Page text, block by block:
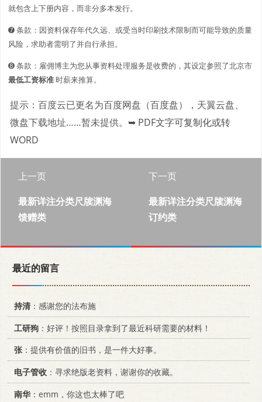
就包含上下册内容，而非分多本发行。
➐ 条款：因资料保存年代久远、或受当时印刷技术限制而可能导致的质量
风险，求助者需明了并自行承担。
➑ 条款：雇佣博主为您从事资料处理服务是收费的，其设定参照了北京市
最低工资标准时薪来推算。
提示：百度云已更名为百度网盘（百度盘），天翼云盘、
微盘下载地址……暂未提供。 ➥ PDF文字可复制化或转
WORD
上一页
最新详注分类尺牍渊海
馈赠类
下一页
最新详注分类尺牍渊海
订约类
最近的留言
持清 ：感谢您的法布施
工研狗 ：好评！按照目录拿到了最近科研需要的材料！
张：提供有价值的旧书，是一件大好事。
电子管收 ：寻求绝版老资料，谢谢你的收藏。
南华：emm，你这也太棒了吧